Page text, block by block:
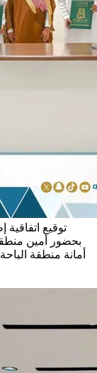
توقيع
بحضور أمين
أمانة منطقة